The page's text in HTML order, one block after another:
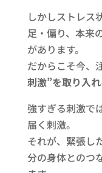
しかしストレス
足・偏り、本来
があります。
だからこそ今、
刺激”を取り入
強すぎる刺激で
届く刺激。
それが、緊張し
分の身体とのつ